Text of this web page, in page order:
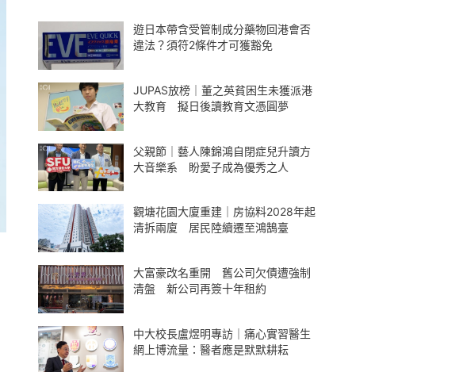
遊日本帶含受管制成分藥物回港會否
違法？須符2條件才可獲豁免
JUPAS放榜｜董之英貧困生未獲派港
大教育 擬日後讀教育文憑圓夢
父親節｜藝人陳錦鴻自閉症兒升讀方
大音樂系 盼愛子成為優秀之人
觀塘花園大廈重建｜房協料2028年起
清拆兩廈 居民陸續遷至鴻鵠臺
大富豪改名重開 舊公司欠債遭強制
清盤 新公司再簽十年租約
中大校長盧煜明專訪｜痛心實習醫生
網上博流量：醫者應是默默耕耘